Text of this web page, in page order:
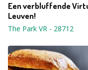
Een verbluffende
Leuven!
The Park VR - 28712